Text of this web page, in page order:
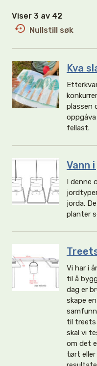
Viser 3 av 42
Nullstill søk
Kva
plassen
fellast.
Vann
I denne
jorda.
planter
Vi har i
til å
dag er
skape
til treets
skal vi
om det
tørt